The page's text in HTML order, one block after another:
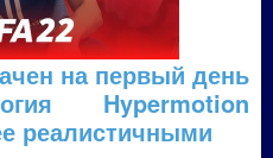
на первый день
Hypermotion
реалистичными